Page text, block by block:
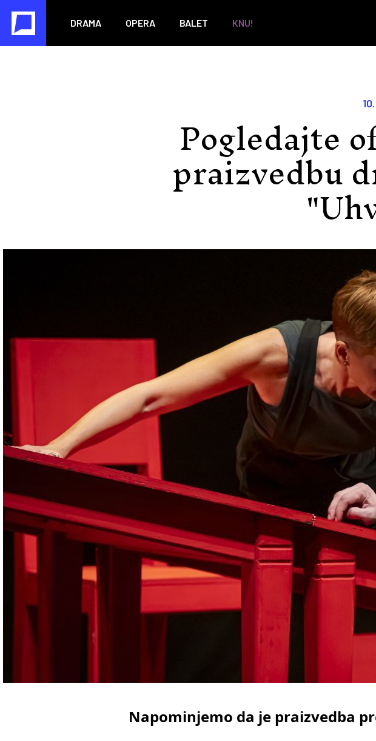
DRAMA OPERA BALET KNU!
Pogledajte
praizvedbu
Napominjemo da je praizvedba